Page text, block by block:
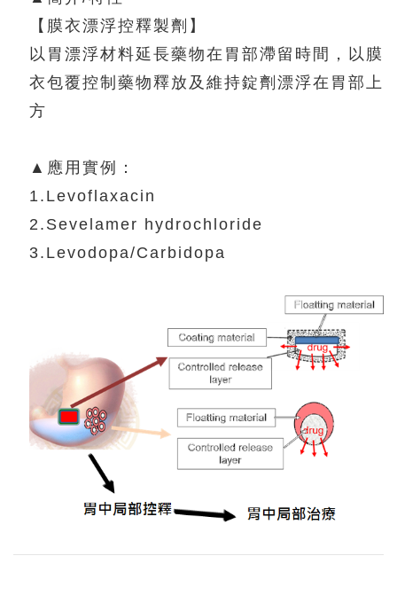
【膜衣漂浮控釋製劑】
以胃漂浮材料延長藥物在胃部滯留時間，以膜
衣包覆控制藥物釋放及維持錠劑漂浮在胃部上
方
▲應用實例：
1.Levoflaxacin
2.Sevelamer hydrochloride
3.Levodopa/Carbidopa